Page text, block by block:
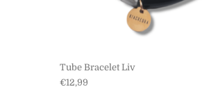
Tube Bracelet Liv
€12,99